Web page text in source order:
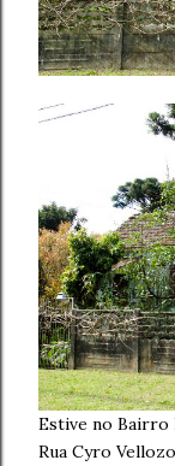
Estive no Bairro
Rua Cyro